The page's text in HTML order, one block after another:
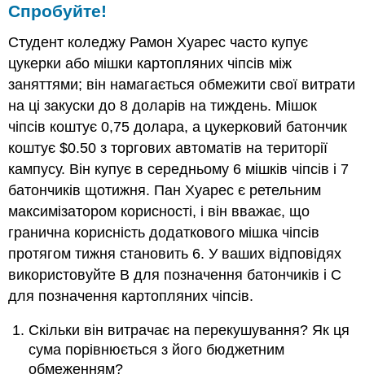
Спробуйте!
Студент коледжу Рамон Хуарес часто купує
цукерки або мішки картопляних чіпсів між
заняттями; він намагається обмежити свої витрати
на ці закуски до 8 доларів на тиждень. Мішок
чіпсів коштує 0,75 долара, а цукерковий батончик
коштує $0.50 з торгових автоматів на території
кампусу. Він купує в середньому 6 мішків чіпсів і 7
батончиків щотижня. Пан Хуарес є ретельним
максимізатором корисності, і він вважає, що
гранична корисність додаткового мішка чіпсів
протягом тижня становить 6. У ваших відповідях
використовуйте B для позначення батончиків і C
для позначення картопляних чіпсів.
Скільки він витрачає на перекушування? Як ця
сума порівнюється з його бюджетним
обмеженням?